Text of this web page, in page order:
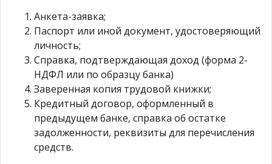
Анкета-заявка;
Паспорт или иной документ, удостоверяющий
личность;
Справка, подтверждающая доход (форма 2-
НДФЛ или по образцу банка)
Заверенная копия трудовой книжки;
Кредитный договор, оформленный в
предыдущем банке, справка об остатке
задолженности, реквизиты для перечисления
средств.